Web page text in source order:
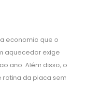
economia que o
aquecedor exige
ano. Além disso, o
da placa sem